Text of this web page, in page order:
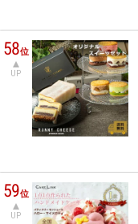
58位
UP
59位
UP